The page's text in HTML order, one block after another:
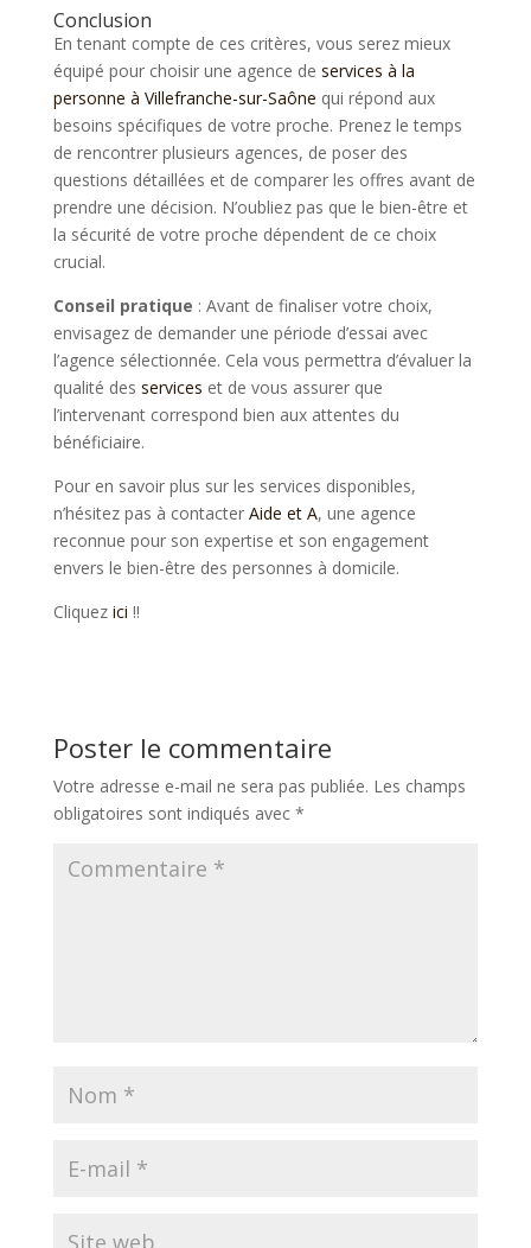
Conclusion
En tenant compte de ces critères, vous serez mieux
équipé pour choisir une agence de services à la
personne à Villefranche-sur-Saône qui répond aux
besoins spécifiques de votre proche. Prenez le temps
de rencontrer plusieurs agences, de poser des
questions détaillées et de comparer les offres avant de
prendre une décision. N’oubliez pas que le bien-être et
la sécurité de votre proche dépendent de ce choix
crucial.
Conseil pratique : Avant de finaliser votre choix,
envisagez de demander une période d’essai avec
l’agence sélectionnée. Cela vous permettra d’évaluer la
qualité des services et de vous assurer que
l’intervenant correspond bien aux attentes du
bénéficiaire.
Pour en savoir plus sur les services disponibles,
n’hésitez pas à contacter Aide et A, une agence
reconnue pour son expertise et son engagement
envers le bien-être des personnes à domicile.
Cliquez ici !!
Poster le commentaire
Votre adresse e-mail ne sera pas publiée. Les champs
obligatoires sont indiqués avec *